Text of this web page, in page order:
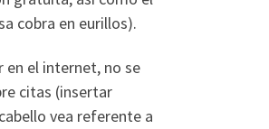
cobra en eurillos).
en el internet, no se
citas (insertar
vea referente a